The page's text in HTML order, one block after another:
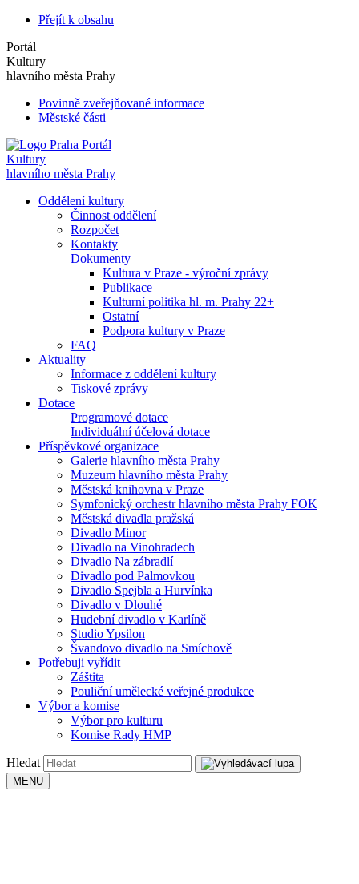
Přejít k obsahu
Portál
Kultury
hlavního města Prahy
Povinně zveřejňované informace
Městské části
Portál
Kultury
hlavního města Prahy
Oddělení kultury
Činnost oddělení
Rozpočet
Kontakty
Dokumenty
Kultura v Praze - výroční zprávy
Publikace
Kulturní politika hl. m. Prahy 22+
Ostatní
Podpora kultury v Praze
FAQ
Aktuality
Informace z oddělení kultury
Tiskové zprávy
Dotace
Programové dotace
Individuální účelová dotace
Příspěvkové organizace
Galerie hlavního města Prahy
Muzeum hlavního města Prahy
Městská knihovna v Praze
Symfonický orchestr hlavního města Prahy FOK
Městská divadla pražská
Divadlo Minor
Divadlo na Vinohradech
Divadlo Na zábradlí
Divadlo pod Palmovkou
Divadlo Spejbla a Hurvínka
Divadlo v Dlouhé
Hudební divadlo v Karlíně
Studio Ypsilon
Švandovo divadlo na Smíchově
Potřebuji vyřídit
Záštita
Pouliční umělecké veřejné produkce
Výbor a komise
Výbor pro kulturu
Komise Rady HMP
Hledat
MENU